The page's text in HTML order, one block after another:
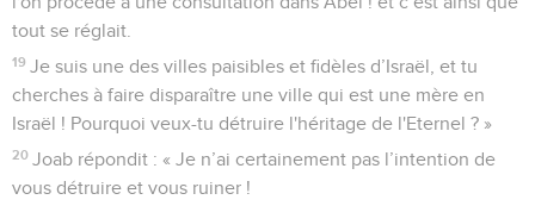
tout se réglait.
19 Je suis une des villes paisibles et fidèles d’Israël, et tu
cherches à faire disparaître une ville qui est une mère en
Israël ! Pourquoi veux-tu détruire l'héritage de l'Eternel ? »
20 Joab répondit : « Je n’ai certainement pas l’intention de
vous détruire et vous ruiner !